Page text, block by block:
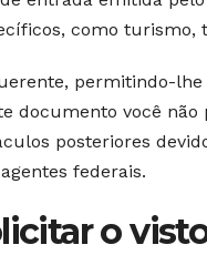
como
permitindo-
documento você
posteriores
federais.
o